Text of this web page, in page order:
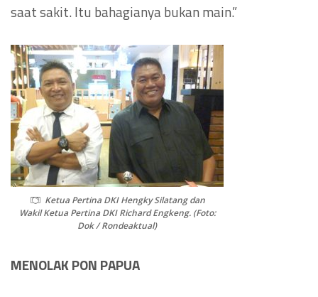
saat sakit. Itu bahagianya bukan main.”
Ketua Pertina DKI Hengky Silatang dan
Wakil Ketua Pertina DKI Richard Engkeng. (Foto:
Dok / Rondeaktual)
MENOLAK PON PAPUA